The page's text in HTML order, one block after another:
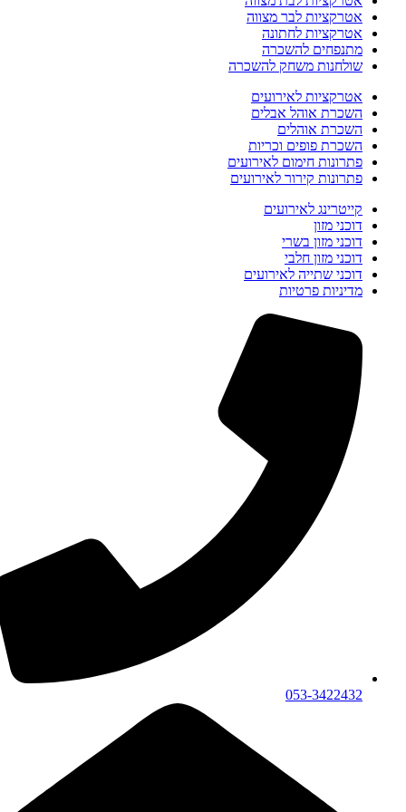
אטרקציות לבר מצווה
אטרקציות לחתונה
מתנפחים להשכרה
שולחנות משחק להשכרה
אטרקציות לאירועים
השכרת אוהל אבלים
השכרת אוהלים
השכרת פופים וכריות
פתרונות חימום לאירועים
פתרונות קירור לאירועים
קייטרינג לאירועים
דוכני מזון
דוכני מזון בשרי
דוכני מזון חלבי
דוכני שתייה לאירועים
מדיניות פרטיות
053-3422432